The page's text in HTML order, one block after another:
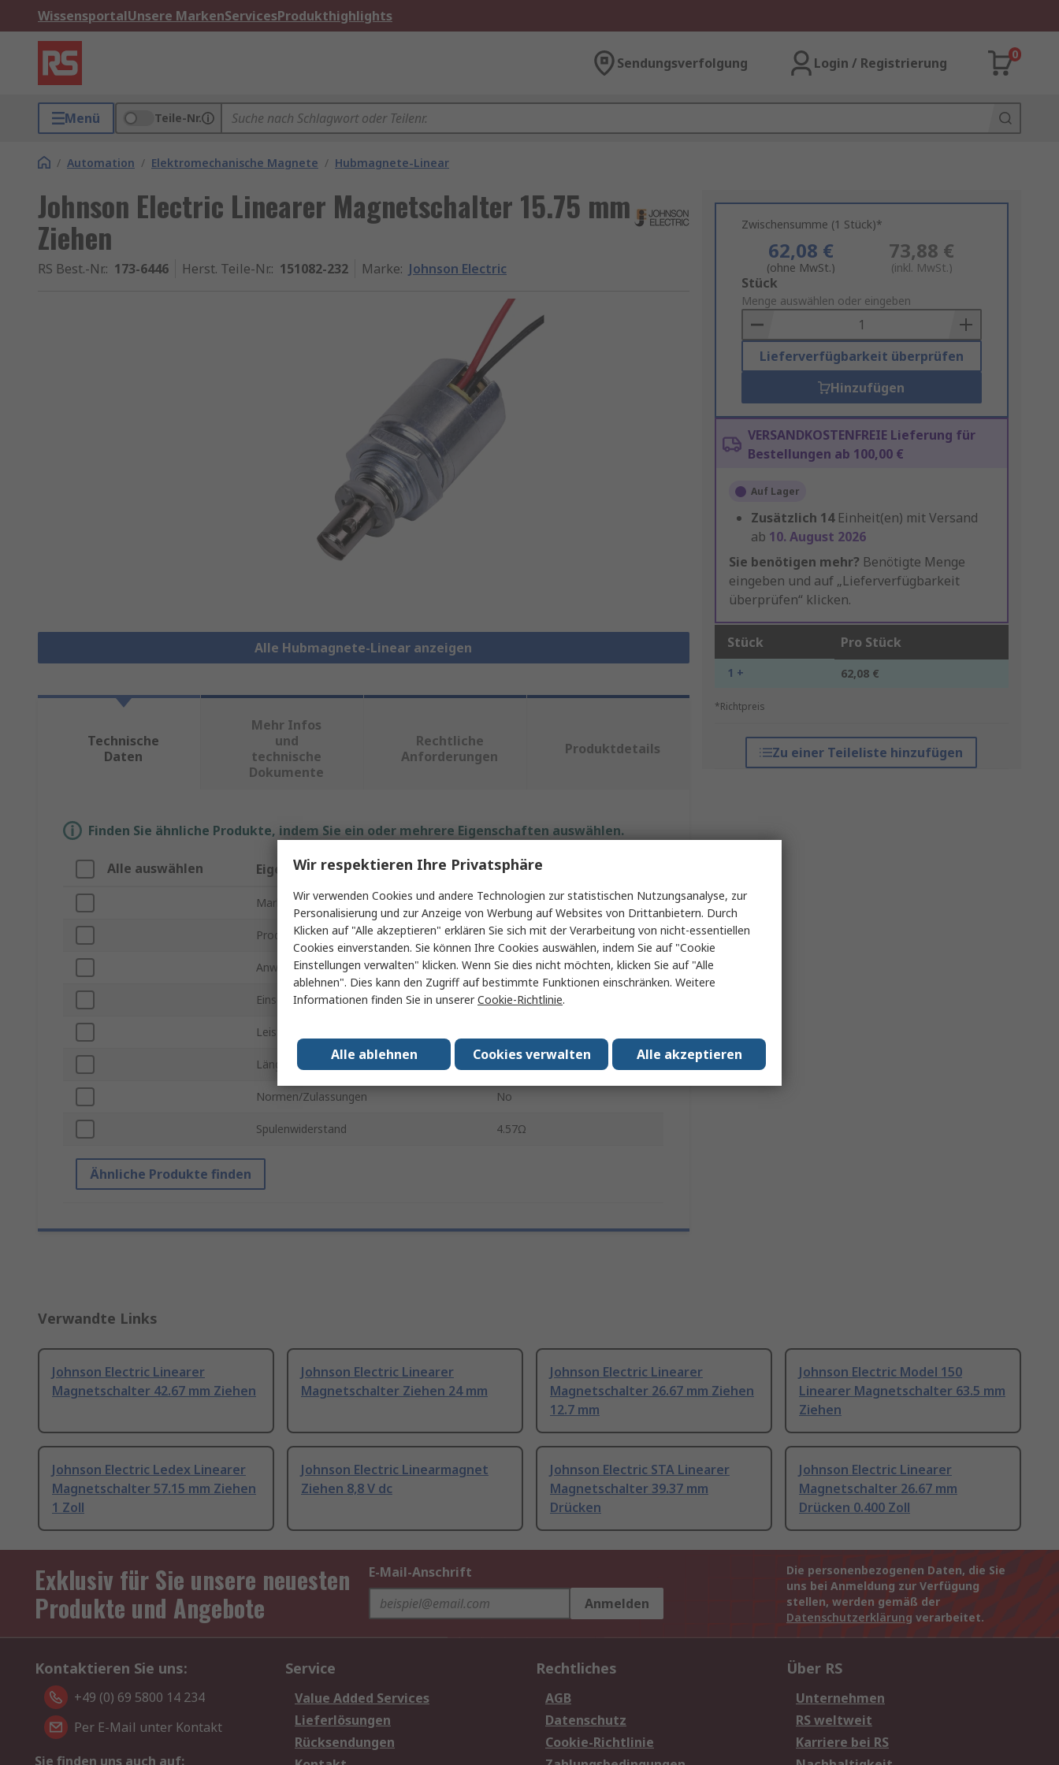
WissensportalUnsere MarkenServicesProdukthighlights
Sendungsverfolgung Login / Registrierung
0
Menü Teile-Nr.
/ Automation / Elektromechanische Magnete / Hubmagnete-Linear
Johnson Electric Linearer Magnetschalter 15.75 mm
Ziehen
RS Best.-Nr.: 173-6446 Herst. Teile-Nr.: 151082-232 Marke: Johnson Electric
Alle Hubmagnete-Linear anzeigen
Zwischensumme (1 Stück)*
62,08 €
(ohne MwSt.)
73,88 €
(inkl. MwSt.)
Add
to
Basket
Stück
Menge auswählen oder eingeben
Lieferverfügbarkeit überprüfen
Hinzufügen
VERSANDKOSTENFREIE Lieferung für
Bestellungen ab 100,00 €
Auf Lager
Zusätzlich 14 Einheit(en) mit Versand
ab 10. August 2026
Sie benötigen mehr? Benötigte Menge
eingeben und auf „Lieferverfügbarkeit
überprüfen“ klicken.
Stück Pro Stück
1 + 62,08 €
*Richtpreis
Zu einer Teileliste hinzufügen
Technische
Daten
Mehr Infos
und
technische
Dokumente
Rechtliche
Anforderungen
Produktdetails
Finden Sie ähnliche Produkte, indem Sie ein oder mehrere Eigenschaften auswählen.
Alle auswählen Eigenschaft Wert
Marke Johnson Electric
Produkt Typ Linearer Magnetschalter
Anwendung Ziehen
Einschaltdauer / Betriebszyklus 50%
Leistungsaufnahme Dauerbetätigt
Länge
Normen/Zulassungen No
Spulenwiderstand 4.57Ω
Ähnliche Produkte finden
Verwandte Links
Johnson Electric Linearer
Magnetschalter 42.67 mm Ziehen
Johnson Electric Linearer
Magnetschalter Ziehen 24 mm
Johnson Electric Linearer
Magnetschalter 26.67 mm Ziehen
12.7 mm
Johnson Electric Model 150
Linearer Magnetschalter 63.5 mm
Ziehen
Johnson Electric Ledex Linearer
Magnetschalter 57.15 mm Ziehen
1 Zoll
Johnson Electric Linearmagnet
Ziehen 8,8 V dc
Johnson Electric STA Linearer
Magnetschalter 39.37 mm
Drücken
Johnson Electric Linearer
Magnetschalter 26.67 mm
Drücken 0.400 Zoll
Exklusiv für Sie unsere neuesten
Produkte und Angebote
E-Mail-Anschrift
Anmelden
Die personenbezogenen Daten, die Sie
uns bei Anmeldung zur Verfügung
stellen, werden gemäß der
Datenschutzerklärung verarbeitet.
Kontaktieren Sie uns:
+49 (0) 69 5800 14 234
Per E-Mail unter Kontakt
Sie finden uns auch auf:
Service
Value Added Services
Lieferlösungen
Rücksendungen
Rechtliches
AGB
Datenschutz
Cookie-Richtlinie
Über RS
Unternehmen
RS weltweit
Karriere bei RS
Wir respektieren Ihre Privatsphäre
Wir verwenden Cookies und andere Technologien zur statistischen Nutzungsanalyse, zur
Personalisierung und zur Anzeige von Werbung auf Websites von Drittanbietern. Durch
Klicken auf "Alle akzeptieren" erklären Sie sich mit der Verarbeitung von nicht-essentiellen
Cookies einverstanden. Sie können Ihre Cookies auswählen, indem Sie auf "Cookie
Einstellungen verwalten" klicken. Wenn Sie dies nicht möchten, klicken Sie auf "Alle
ablehnen". Dies kann den Zugriff auf bestimmte Funktionen einschränken. Weitere
Informationen finden Sie in unsererCookie-Richtlinie.
Alle akzeptieren
Cookies verwalten
Alle ablehnen